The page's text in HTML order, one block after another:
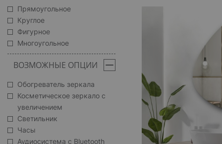
Прямоугольное
Круглое
Фигурное
Многоугольное
ВОЗМОЖНЫЕ ОПЦИИ
Обогреватель зеркала
Косметическое зеркало с
увеличением
Светильник
Часы
Аудиосистема с Bluetooth